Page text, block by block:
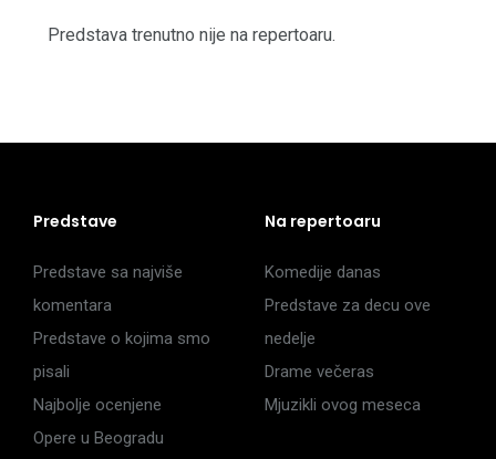
Predstava trenutno nije na repertoaru.
Predstave
Predstave sa najviše
komentara
Predstave o kojima smo
pisali
Najbolje ocenjene
Opere u Beogradu
Na repertoaru
Komedije danas
Predstave za decu ove
nedelje
Drame večeras
Mjuzikli ovog meseca